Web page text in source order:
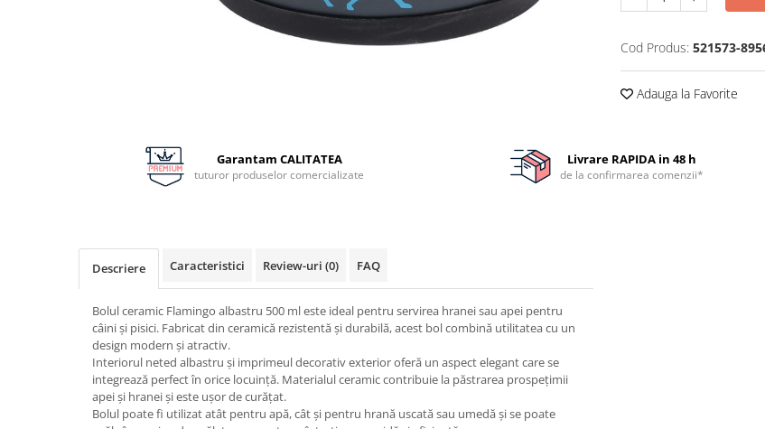
Cod Produs: 521573-
Adauga la Favorite
Garantam CALITATEA
tuturor produselor comercializate
Livrare RAPIDA in 48 h
de la confirmarea comenzii*
Descriere Caracteristici Review-uri (0) FAQ
Bolul ceramic Flamingo albastru 500 ml este ideal pentru servirea hranei sau apei pentru
câini și pisici. Fabricat din ceramică rezistentă și durabilă, acest bol combină utilitatea cu un
design modern și atractiv.
Interiorul neted albastru și imprimeul decorativ exterior oferă un aspect elegant care se
integrează perfect în orice locuință. Materialul ceramic contribuie la păstrarea prospețimii
apei și hranei și este ușor de curățat.
Bolul poate fi utilizat atât pentru apă, cât și pentru hrană uscată sau umedă și se poate